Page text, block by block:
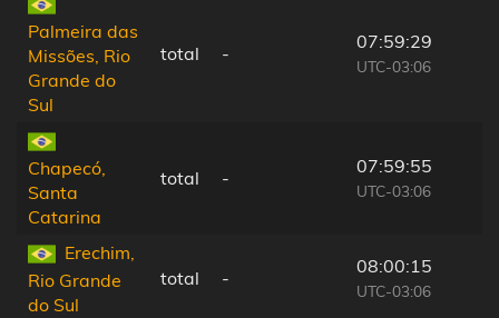
Palmeira das
Missões, Rio
Grande do
Sul
total -
07:59:29
UTC-03:06
Chapecó,
Santa
Catarina
total -
07:59:55
UTC-03:06
Erechim,
Rio Grande
do Sul
total -
08:00:15
UTC-03:06